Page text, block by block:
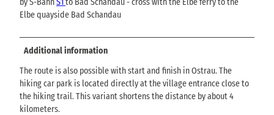
Elbe quayside Bad Schandau
Additional information
The route is also possible with start and finish in Ostrau. The
hiking car park is located directly at the village entrance close to
the hiking trail. This variant shortens the distance by about 4
kilometers.